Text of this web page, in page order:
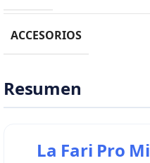
ACCESORIOS
Resumen
La Fari Pro